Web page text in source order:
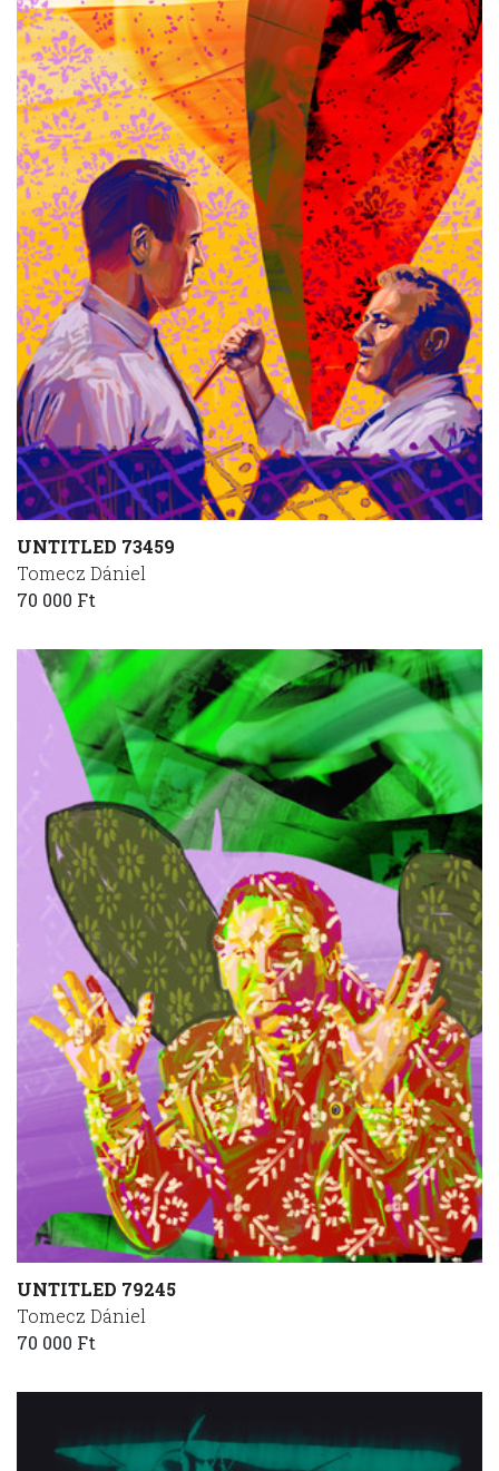
UNTITLED 73459
Tomecz Dániel
70 000 Ft
UNTITLED 79245
Tomecz Dániel
70 000 Ft